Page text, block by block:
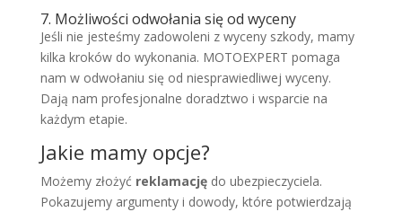
7. Możliwości odwołania się od wyceny
Jeśli nie jesteśmy zadowoleni z wyceny szkody, mamy
kilka kroków do wykonania. MOTOEXPERT pomaga
nam w odwołaniu się od niesprawiedliwej wyceny.
Dają nam profesjonalne doradztwo i wsparcie na
każdym etapie.
Jakie mamy opcje?
Możemy złożyć reklamacjędo ubezpieczyciela.
Pokazujemy argumenty i dowody, które potwierdzają